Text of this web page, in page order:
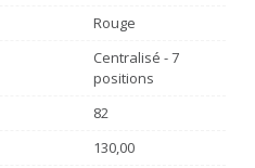
Rouge
Centralisé - 7
positions
82
130,00